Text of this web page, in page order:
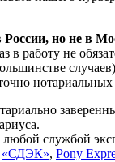
но не в
в работу не
службой
«СДЭК», Pony